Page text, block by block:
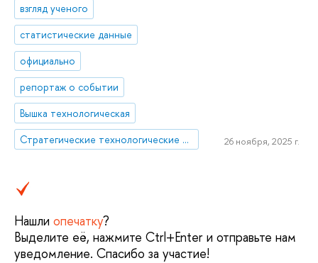
взгляд ученого
статистические данные
официально
репортаж о событии
Вышка технологическая
Стратегические технологические проекты
26 ноября, 2025 г.
Нашли опечатку?
Выделите её, нажмите Ctrl+Enter и отправьте нам
уведомление. Спасибо за участие!